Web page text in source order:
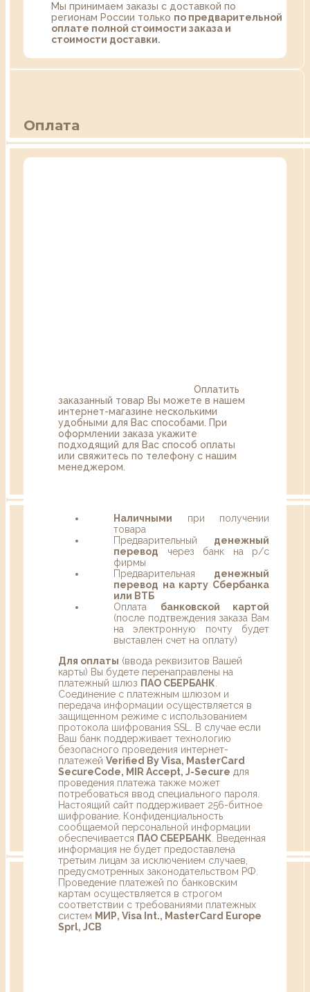
Мы принимаем заказы с доставкой по
регионам России только по предварительной
оплате полной стоимости заказа и
стоимости доставки.
Оплата
Оплатить
заказанный товар Вы можете в нашем
интернет-магазине несколькими
удобными для Вас способами. При
оформлении заказа укажите
подходящий для Вас способ оплаты
или свяжитесь по телефону с нашим
менеджером.
Наличными при получении
товара
Предварительный денежный
перевод через банк на р/с
фирмы
Предварительная денежный
перевод на карту Сбербанка
или ВТБ
Оплата банковской картой
(после подтвеждения заказа Вам
на электронную почту будет
выставлен счет на оплату)
Для оплаты (ввода реквизитов Вашей
карты) Вы будете перенаправлены на
платежный шлюз ПАО СБЕРБАНК
Соединение с платежным шлюзом и
передача информации осуществляется в
защищенном режиме с использованием
протокола шифрования SSL. В случае если
Ваш банк поддерживает технологию
безопасного проведения интернет-
платежей Verified By Visa, MasterCard
SecureCode, MIR Accept, J-Secure для
проведения платежа также может
потребоваться ввод специального пароля.
Настоящий сайт поддерживает 256-битное
шифрование. Конфиденциальность
сообщаемой персональной информации
обеспечивается ПАО СБЕРБАНК . Введенная
информация не будет предоставлена
третьим лицам за исключением случаев,
предусмотренных законодательством РФ.
Проведение платежей по банковским
картам осуществляется в строгом
соответствии с требованиями платежных
систем МИР, Visa Int., MasterCard Europe
Sprl, JCB